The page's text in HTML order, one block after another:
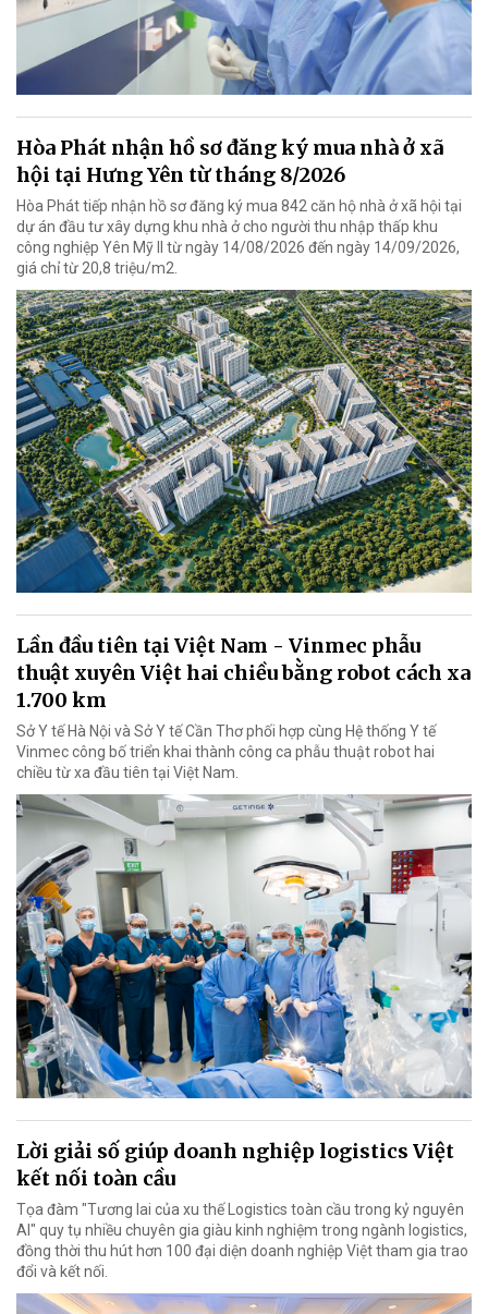
Hòa Phát nhận hồ sơ đăng ký mua nhà ở xã
hội tại Hưng Yên từ tháng 8/2026
Hòa Phát tiếp nhận hồ sơ đăng ký mua 842 căn hộ nhà ở xã hội tại
dự án đầu tư xây dựng khu nhà ở cho người thu nhập thấp khu
công nghiệp Yên Mỹ II từ ngày 14/08/2026 đến ngày 14/09/2026,
giá chỉ từ 20,8 triệu/m2.
Lần đầu tiên tại Việt Nam - Vinmec phẫu
thuật xuyên Việt hai chiều bằng robot cách xa
1.700 km
Sở Y tế Hà Nội và Sở Y tế Cần Thơ phối hợp cùng Hệ thống Y tế
Vinmec công bố triển khai thành công ca phẫu thuật robot hai
chiều từ xa đầu tiên tại Việt Nam.
Lời giải số giúp doanh nghiệp logistics Việt
kết nối toàn cầu
Tọa đàm "Tương lai của xu thế Logistics toàn cầu trong kỷ nguyên
AI" quy tụ nhiều chuyên gia giàu kinh nghiệm trong ngành logistics,
đồng thời thu hút hơn 100 đại diện doanh nghiệp Việt tham gia trao
đổi và kết nối.